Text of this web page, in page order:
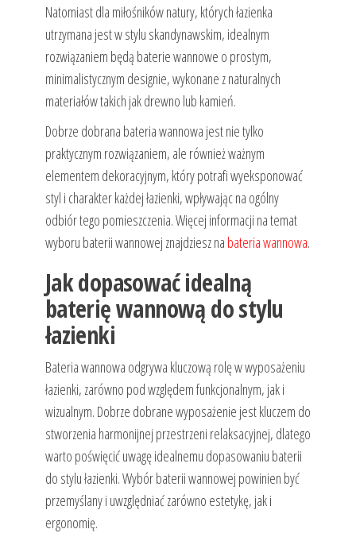
Natomiast dla miłośników natury, których łazienka
utrzymana jest w stylu skandynawskim, idealnym
rozwiązaniem będą baterie wannowe o prostym,
minimalistycznym designie, wykonane z naturalnych
materiałów takich jak drewno lub kamień.
Dobrze dobrana bateria wannowa jest nie tylko
praktycznym rozwiązaniem, ale również ważnym
elementem dekoracyjnym, który potrafi wyeksponować
styl i charakter każdej łazienki, wpływając na ogólny
odbiór tego pomieszczenia. Więcej informacji na temat
wyboru baterii wannowej znajdziesz na bateria wannowa.
Jak dopasować idealną
baterię wannową do stylu
łazienki
Bateria wannowa odgrywa kluczową rolę w wyposażeniu
łazienki, zarówno pod względem funkcjonalnym, jak i
wizualnym. Dobrze dobrane wyposażenie jest kluczem do
stworzenia harmonijnej przestrzeni relaksacyjnej, dlatego
warto poświęcić uwagę idealnemu dopasowaniu baterii
do stylu łazienki. Wybór baterii wannowej powinien być
przemyślany i uwzględniać zarówno estetykę, jak i
ergonomię.